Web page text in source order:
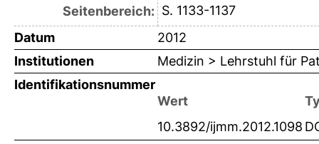
Seitenbereich: S. 1133-1137
Datum
2012
Institutionen
Medizin > Lehrstuhl für
Identifikationsnummer
Wert
10.3892/ijmm.2012.1098